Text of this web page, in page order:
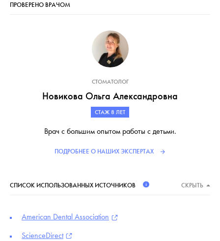
ПРОВЕРЕНО ВРАЧОМ
СТОМАТОЛОГ
Новикова Ольга Александровна
СТАЖ 8 ЛЕТ
Врач с большим опытом работы с детьми.
ПОДРОБНЕЕ О НАШИХ ЭКСПЕРТАХ
СПИСОК ИСПОЛЬЗОВАННЫХ ИСТОЧНИКОВ СКРЫТЬ
American Dental Association
ScienceDirect